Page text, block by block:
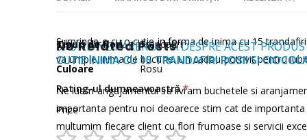
Surprinde-o cu o cutie in forma de inima cu 15
va umple inima de bucurie. Un cadou potrivit pentru
Ne luam angajamentul sa livram buchetele si
importanta pentru noi deoarece stim cat de
multumim fiecare client cu flori frumoase si servicii
Mai
multe
informații
Tipuri de flori
Trandafiri
Culoare
Rosu
SPUNE-NE PAREREA TA DESPRE ACEST PRODUS
CUTIE INIMA CU 15 TRANDAFIRI ROSII SI
Rating-ul dumneavoastră
Price
No Related Posts